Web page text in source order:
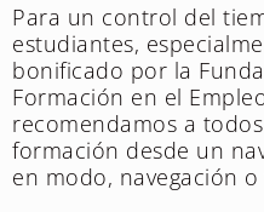
Para un control del
estudiantes,
bonificado por la
Formación en el
recomendamos a
formación desde un
en modo, navegación